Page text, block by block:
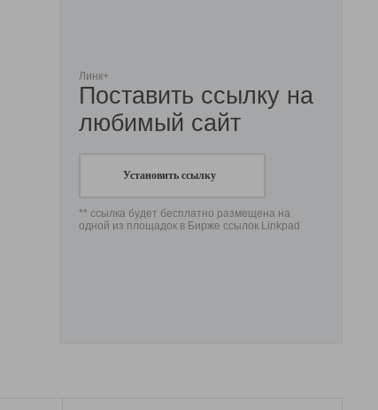
Линк+
Поставить ссылку на
любимый сайт
Установить ссылку
** ссылка будет бесплатно размещена на
одной из площадок в Бирже ссылок Linkpad